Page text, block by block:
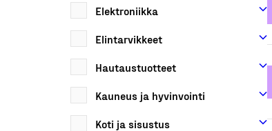
Elektroniikka
Elintarvikkeet
Hautaustuotteet
Kauneus ja hyvinvointi
Koti ja sisustus